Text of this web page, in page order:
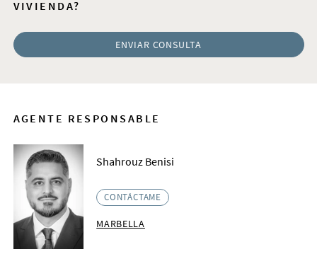
VIVIENDA?
ENVIAR CONSULTA
AGENTE RESPONSABLE
Shahrouz Benisi
CONTÁCTAME
MARBELLA